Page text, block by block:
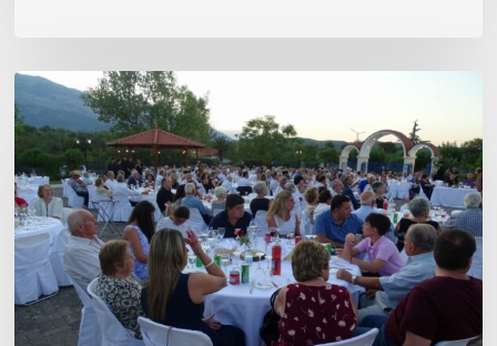
Πρόσκληση
προς
τους
Ομογενείς
μας